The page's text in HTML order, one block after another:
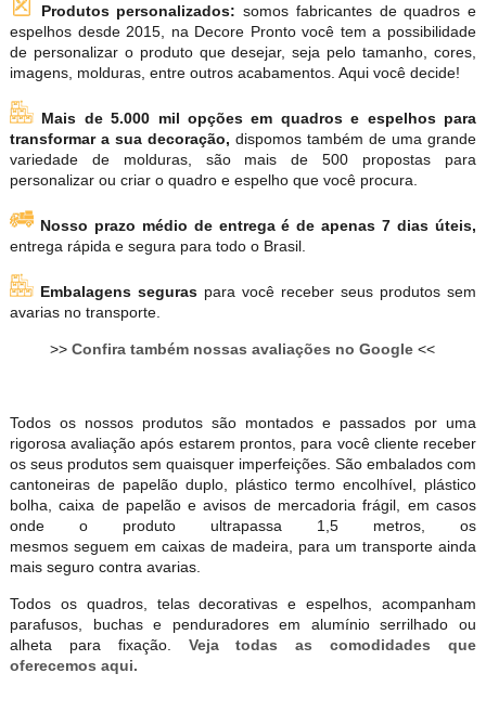
Produtos personalizados: somos fabricantes de quadros e
espelhos desde 2015, na Decore Pronto você tem a possibilidade
de personalizar o produto que desejar, seja pelo tamanho, cores,
imagens, molduras, entre outros acabamentos. Aqui você decide!
Mais de 5.000 mil opções em quadros e espelhos para
transformar a sua decoração, dispomos também de uma grande
variedade de molduras, são mais de 500 propostas para
personalizar ou criar o quadro e espelho que você procura.
Nosso prazo médio de entrega é de apenas 7 dias úteis,
entrega rápida e segura para todo o Brasil.
Embalagens seguras para você receber seus produtos sem
avarias no transporte.
>>Confira também nossas avaliações no Google <<
Todos os nossos produtos são montados e passados por uma
rigorosa avaliação após estarem prontos, para você cliente receber
os seus produtos sem quaisquer imperfeições. São embalados com
cantoneiras de papelão duplo, plástico termo encolhível, plástico
bolha, caixa de papelão e avisos de mercadoria frágil, em casos
onde o produto ultrapassa 1,5 metros, os
mesmos seguem em caixas de madeira, para um transporte ainda
mais seguro contra avarias.
Todos os quadros, telas decorativas e espelhos, acompanham
parafusos, buchas e penduradores em alumínio serrilhado ou
alheta para fixação. Veja todas as comodidades que
oferecemos aqui.